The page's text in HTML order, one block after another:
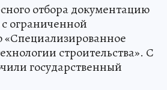
отбора документацию
ограниченной
«Специализированное
строительства». С
государственный